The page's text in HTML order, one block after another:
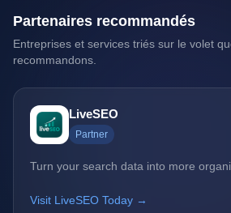
Partenaires recommandés
Entreprises et services triés sur le volet
recommandons.
LiveSEO
Partner
Turn your search data into more
Visit LiveSEO Today →